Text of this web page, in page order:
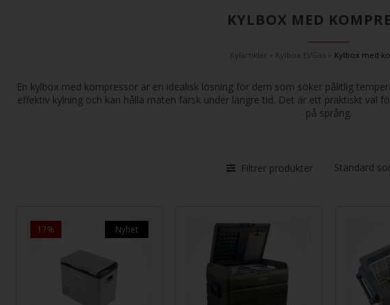
KYLBOX MED
Kylartiklar Kylbox El/Gas Kylbox med
En kylbox med kompressor är en idealisk lösning för dem som söker pålitlig
effektiv kylning och kan hålla maten färsk under längre tid. Det är ett praktiskt val
på språng.
Filtrer produkter
Nyhet
17%